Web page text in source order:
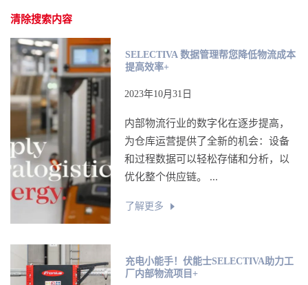
清除搜索内容
SELECTIVA 数据管理帮您降低物流成本
提高效率+
2023年10月31日
内部物流行业的数字化在逐步提高，
为仓库运营提供了全新的机会：设备
和过程数据可以轻松存储和分析，以
优化整个供应链。 ...
了解更多
充电小能手！伏能士SELECTIVA助力工
厂内部物流项目+